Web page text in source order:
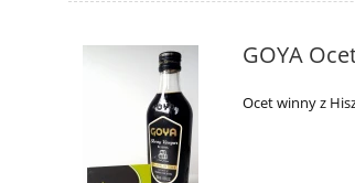
GOYA
Ocet winny z